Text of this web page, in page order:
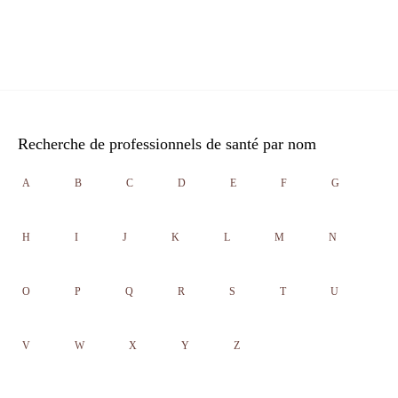
Recherche de professionnels de santé par nom
A B C D E F G
H I J K L M N
O P Q R S T U
V W X Y Z